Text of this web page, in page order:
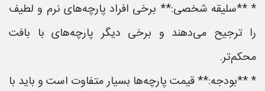
* **سلیقه شخصی:** برخی افراد پارچه‌های نرم و لطیف
را ترجیح می‌دهند و برخی دیگر پارچه‌های با بافت
محکم‌تر.
* **بودجه:** قیمت پارچه‌ها بسیار متفاوت است و باید با